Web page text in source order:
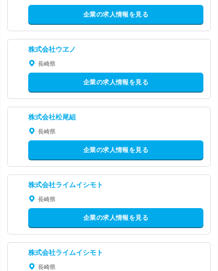
企業の求人情報を見る
株式会社ウヱノ
長崎県
企業の求人情報を見る
株式会社松尾組
長崎県
企業の求人情報を見る
株式会社ライムイシモト
長崎県
企業の求人情報を見る
株式会社ライムイシモト
長崎県